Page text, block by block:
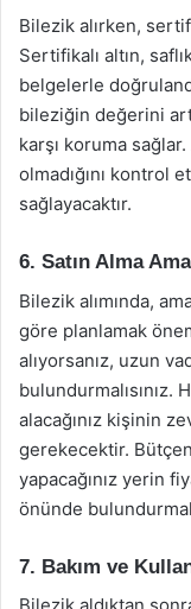
Bilezik alırken,
Sertifikalı altın,
belgelerle
bileziğin değerini
karşı koruma
olmadığını kontrol
sağlayacaktır.
6. Satın Alma
Bilezik alımında,
göre planlamak
alıyorsanız, uzun
bulundurmalısınız.
alacağınız kişinin
gerekecektir.
yapacağınız yerin
önünde
7. Bakım ve